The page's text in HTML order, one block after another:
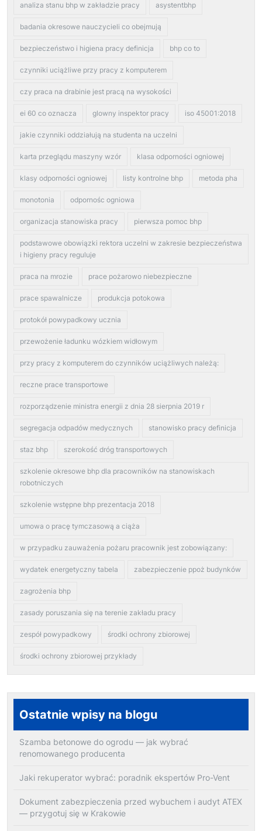
analiza stanu bhp w zakładzie pracy asystentbhp
badania okresowe nauczycieli co obejmują
bezpieczeństwo i higiena pracy definicja bhp co to
czynniki uciążliwe przy pracy z komputerem
czy praca na drabinie jest pracą na wysokości
ei 60 co oznacza glowny inspektor pracy iso 45001:2018
jakie czynniki oddziałują na studenta na uczelni
karta przeglądu maszyny wzór klasa odporności ogniowej
klasy odporności ogniowej listy kontrolne bhp metoda pha
monotonia odpornośc ogniowa
organizacja stanowiska pracy pierwsza pomoc bhp
podstawowe obowiązki rektora uczelni w zakresie bezpieczeństwa
i higieny pracy reguluje
praca na mrozie prace pożarowo niebezpieczne
prace spawalnicze produkcja potokowa
protokół powypadkowy ucznia
przewożenie ładunku wózkiem widłowym
przy pracy z komputerem do czynników uciążliwych należą:
reczne prace transportowe
rozporządzenie ministra energii z dnia 28 sierpnia 2019 r
segregacja odpadów medycznych stanowisko pracy definicja
staz bhp szerokość dróg transportowych
szkolenie okresowe bhp dla pracowników na stanowiskach
robotniczych
szkolenie wstępne bhp prezentacja 2018
umowa o pracę tymczasową a ciąża
w przypadku zauważenia pożaru pracownik jest zobowiązany:
wydatek energetyczny tabela zabezpieczenie ppoż budynków
zagrożenia bhp
zasady poruszania się na terenie zakładu pracy
zespół powypadkowy środki ochrony zbiorowej
środki ochrony zbiorowej przykłady
Ostatnie wpisy na blogu
Szamba betonowe do ogrodu — jak wybrać
renomowanego producenta
Jaki rekuperator wybrać: poradnik ekspertów Pro-Vent
Dokument zabezpieczenia przed wybuchem i audyt ATEX
— przygotuj się w Krakowie